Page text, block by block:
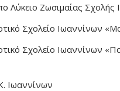
Λύκειο Ζωσιμαίας Σχολής
Σχολείο Ιωαννίνων
Σχολείο Ιωαννίνων
Ιωαννίνων